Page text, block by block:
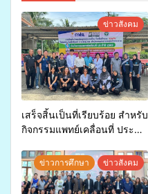
ข่าวสังคม
เสร็จสิ้นเป็นที่เรียบร้อย สำหรับ
กิจกรรมแพทย์เคลื่อนที่ ประจำ
สุขภาพแก่ประชาชนในพื้นที่
อำเภอจะนะ
ข่าวการศึกษา ข่าวสังคม